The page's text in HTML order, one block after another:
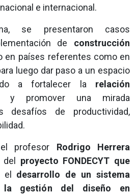
e internacional.
se presentaron casos
de construcción
en países referentes como en
luego dar paso a un espacio
a fortalecer la relación
y promover una mirada
desafíos de productividad,
profesor Rodrigo Herrera
del proyecto FONDECYT que
el desarrollo de un sistema
la gestión del diseño en